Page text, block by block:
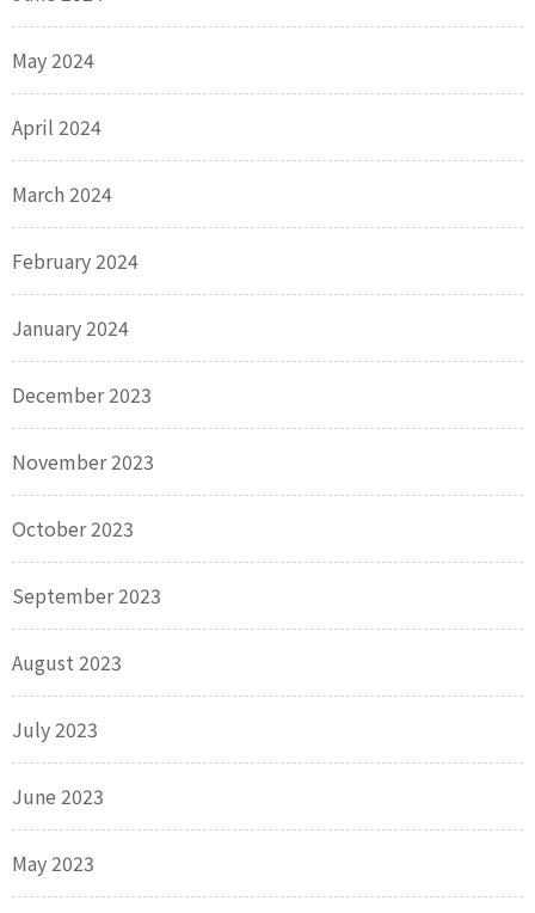
May 2024
April 2024
March 2024
February 2024
January 2024
December 2023
November 2023
October 2023
September 2023
August 2023
July 2023
June 2023
May 2023